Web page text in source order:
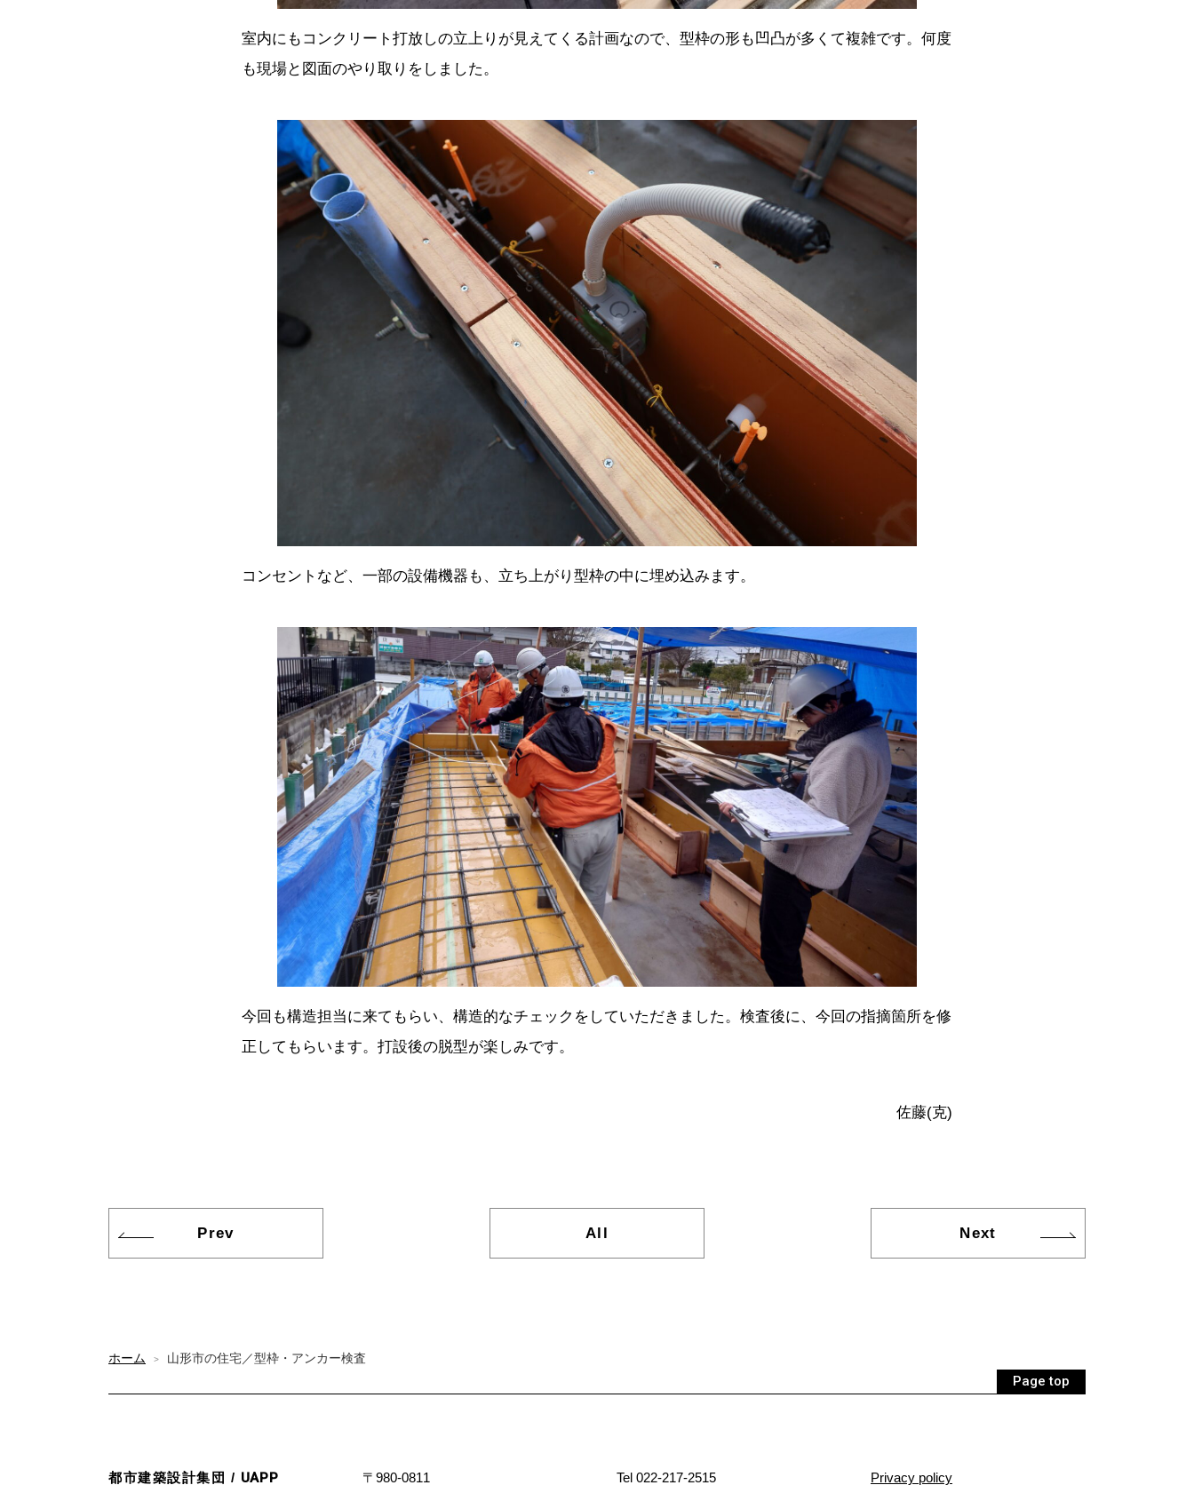
室内にもコンクリート打放しの立上りが見えてくる計画なので、型枠の形も凹凸が多くて複雑です。何度
も現場と図面のやり取りをしました。
コンセントなど、一部の設備機器も、立ち上がり型枠の中に埋め込みます。
今回も構造担当に来てもらい、構造的なチェックをしていただきました。検査後に、今回の指摘箇所を修
正してもらいます。打設後の脱型が楽しみです。
佐藤(克)
Prev All Next
ホーム > 山形市の住宅／型枠・アンカー検査
Page top
都市建築設計集団 / UAPP 〒980-0811 Tel 022-217-2515 Privacy policy